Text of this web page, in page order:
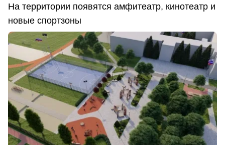
На территории появятся амфитеатр, кинотеатр и
новые спортзоны